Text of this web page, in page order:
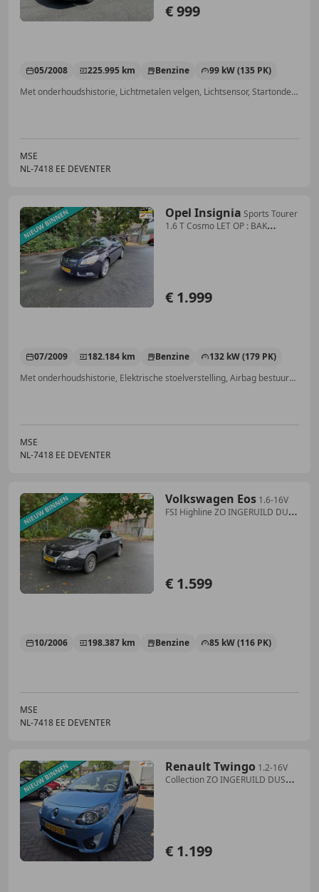
€ 999
05/2008 225.995 km Benzine
99 kW (135 PK)
Met onderhoudshistorie, Lichtmetalen velgen, Lichtsensor, Startonderbreker, Airconditioning, Radio, Mistlampen, CD
MSE
NL-7418 EE DEVENTER
Opel Insignia Sports Tourer
1.6 T Cosmo LET OP : BAK
€ 1.999
07/2009 182.184 km Benzine
132 kW (179 PK)
Met onderhoudshistorie, Elektrische stoelverstelling, Airbag bestuurder, Binnenspiegel automatisch dimmend, Stuurbekrachtiging, Elektrische ramen, ABS, Achter airbag
MSE
NL-7418 EE DEVENTER
Volkswagen Eos 1.6-16V
FSI Highline ZO INGERUILD DUS
€ 1.599
10/2006 198.387 km Benzine 85 kW (116 PK)
MSE
NL-7418 EE DEVENTER
Renault Twingo 1.2-16V
Collection ZO INGERUILD DUS
€ 1.199